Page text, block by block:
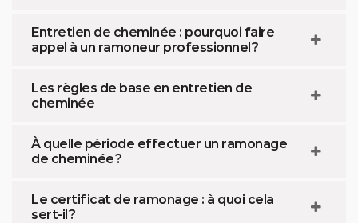
Entretien de cheminée : pourquoi faire
appel à un ramoneur professionnel ?
Les règles de base en entretien de
cheminée
À quelle période effectuer un ramonage
de cheminée ?
Le certificat de ramonage : à quoi cela
sert-il ?